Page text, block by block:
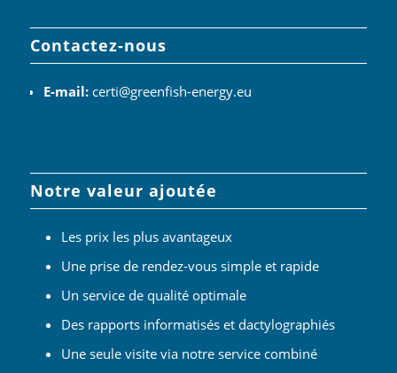
Contactez-nous
E-mail: certi@greenfish-energy.eu
Notre valeur ajoutée
Les prix les plus avantageux
Une prise de rendez-vous simple et rapide
Un service de qualité optimale
Des rapports informatisés et dactylographiés
Une seule visite via notre service combiné